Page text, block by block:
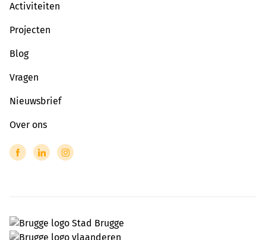
Activiteiten
Projecten
Blog
Vragen
Nieuwsbrief
Over ons